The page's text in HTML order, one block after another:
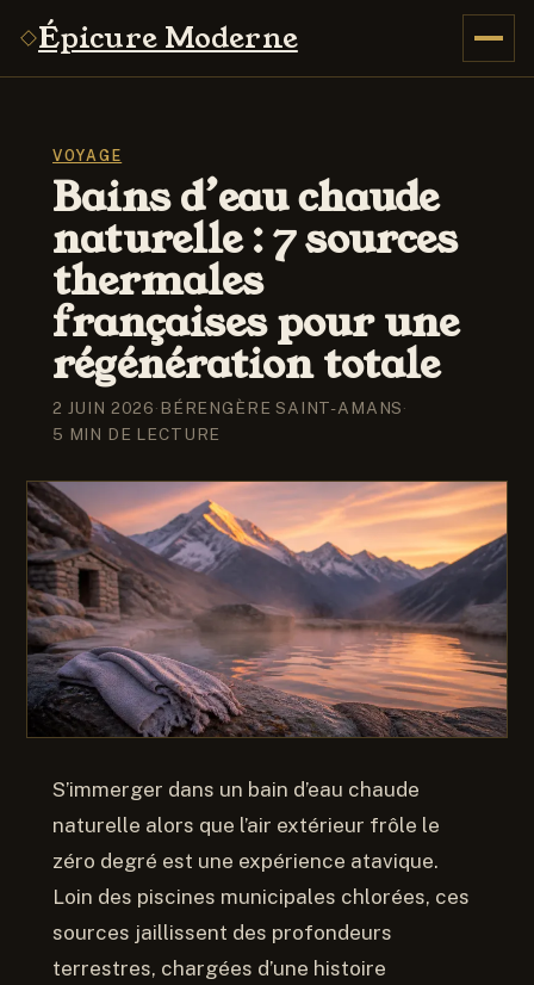
Épicure Moderne
VOYAGE
Bains d’eau chaude
naturelle : 7 sources
thermales
françaises pour une
régénération totale
2 JUIN 2026·BÉRENGÈRE SAINT-AMANS·
5 MIN DE LECTURE
S’immerger dans un bain d’eau chaude
naturelle alors que l’air extérieur frôle le
zéro degré est une expérience atavique.
Loin des piscines municipales chlorées, ces
sources jaillissent des profondeurs
terrestres, chargées d’une histoire